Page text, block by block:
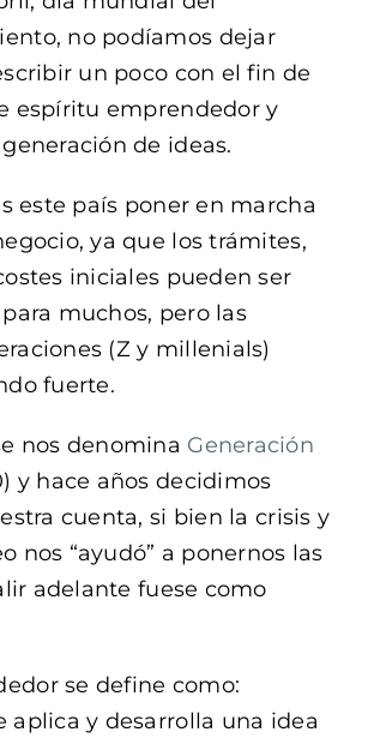
no podíamos dejar
un poco con el fin de
espíritu emprendedor y
de ideas.
este país poner en marcha
ya que los trámites,
iniciales pueden ser
muchos, pero las
(Z y millenials)
fuerte.
nos denomina Generación
y hace años decidimos
cuenta, si bien la crisis y
nos “ayudó” a ponernos las
adelante fuese como
se define como:
aplica y desarrolla una idea